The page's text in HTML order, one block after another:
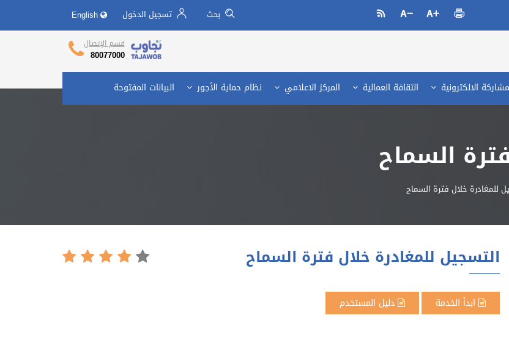
بحث
تسجيل الدخول
قسم الإتصال
80077000
تجاوب وزارة العمل
الالكترونية الثقافة العمالية المركز الاعلامي نظام حماية الأجور البيانات المفتوحة
السماح
للمغادرة خلال فترة السماح
التسجيل للمغادرة خلال فترة السماح
ابدأ الخدمة دليل المستخدم
Toggle